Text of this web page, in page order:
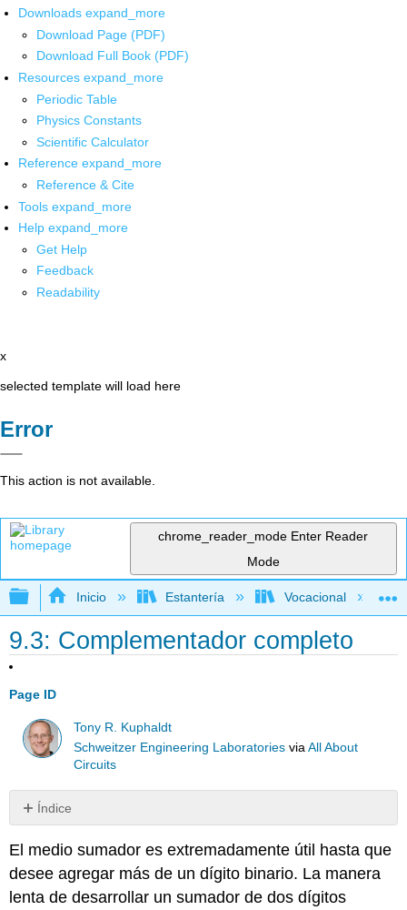
Downloads expand_more
Download Page (PDF)
Download Full Book (PDF)
Resources expand_more
Periodic Table
Physics Constants
Scientific Calculator
Reference expand_more
Reference & Cite
Tools expand_more
Help expand_more
Get Help
Feedback
Readability
x
selected template will load here
Error
This action is not available.
chrome_reader_mode Enter Reader
Mode
Expandir/contraer jerarquía global
Inicio Estantería Vocacional
9.3: Complementador completo
Page ID
Tony R. Kuphaldt
Schweitzer Engineering Laboratories viaAll About
Circuits
Índice
Sin
El medio sumador es extremadamente útil hasta que
desee agregar más de un dígito binario. La manera
lenta de desarrollar un sumador de dos dígitos